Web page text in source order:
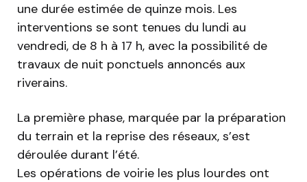
une durée estimée de quinze mois. Les
interventions se sont tenues du lundi au
vendredi, de 8 h à 17 h, avec la possibilité de
travaux de nuit ponctuels annoncés aux
riverains.
La première phase, marquée par la préparation
du terrain et la reprise des réseaux, s’est
déroulée durant l’été.
Les opérations de voirie les plus lourdes ont